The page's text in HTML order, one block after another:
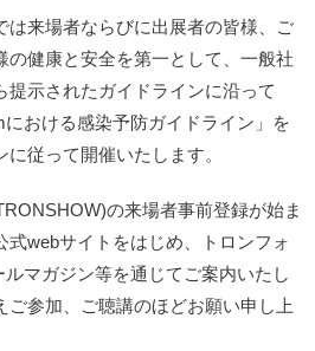
は来場者ならびに出展者の皆様、ご
の健康と安全を第一として、一般社
提示されたガイドラインに沿って
における感染予防ガイドライン」を
従って開催いたします。
の来場者事前登録が始ま
式webサイトをはじめ、トロンフォ
マガジン等を通じてご案内いたし
ご参加、ご聴講のほどお願い申し上